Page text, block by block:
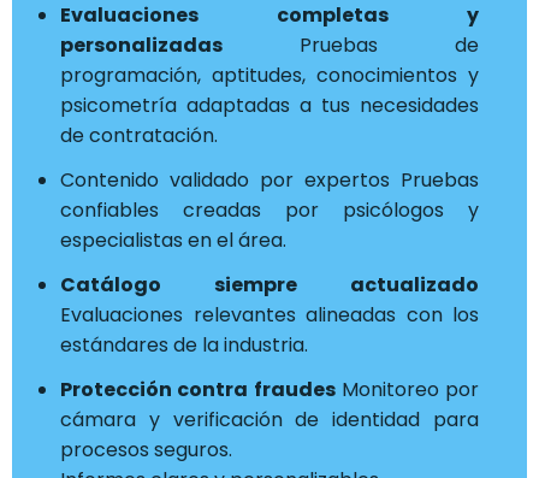
Evaluaciones completas y
personalizadas Pruebas de
programación, aptitudes, conocimientos y
psicometría adaptadas a tus necesidades
de contratación.
Contenido validado por expertos Pruebas
confiables creadas por psicólogos y
especialistas en el área.
Catálogo siempre actualizado
Evaluaciones relevantes alineadas con los
estándares de la industria.
Protección contra fraudesMonitoreo por
cámara y verificación de identidad para
procesos seguros.